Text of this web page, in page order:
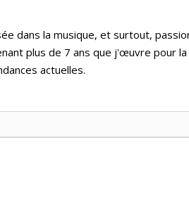
dans la musique, et surtout,
plus de 7 ans que j'œuvre pour
actuelles.